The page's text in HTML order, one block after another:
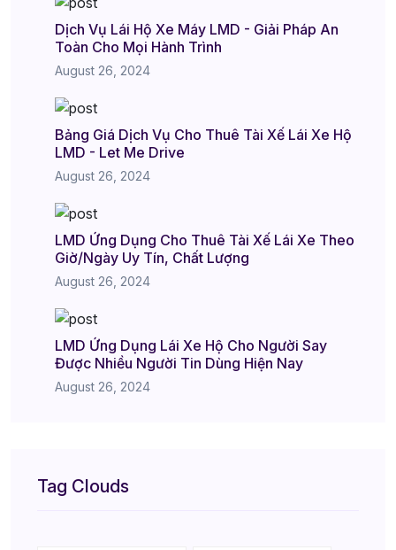
Dịch Vụ Lái Hộ Xe Máy LMD - Giải Pháp An
Toàn Cho Mọi Hành Trình
August 26, 2024
Bảng Giá Dịch Vụ Cho Thuê Tài Xế Lái Xe Hộ
LMD - Let Me Drive
August 26, 2024
LMD Ứng Dụng Cho Thuê Tài Xế Lái Xe Theo
Giờ/Ngày Uy Tín, Chất Lượng
August 26, 2024
LMD Ứng Dụng Lái Xe Hộ Cho Người Say
Được Nhiều Người Tin Dùng Hiện Nay
August 26, 2024
Tag Clouds